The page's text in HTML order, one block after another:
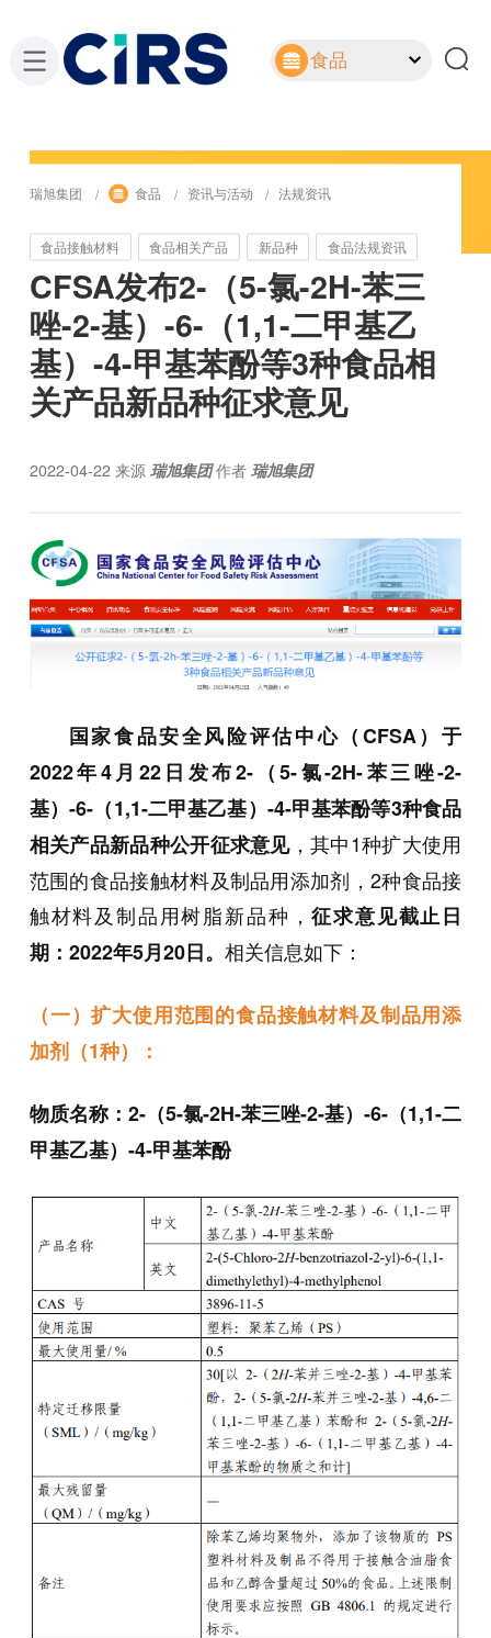
食品
瑞旭集团 食品 资讯与活动 法规资讯
食品接触材料 食品相关产品 新品种 食品法规资讯
CFSA发布2-（5-氯-2H-苯三
唑-2-基）-6-（1,1-二甲基乙
基）-4-甲基苯酚等3种食品相
关产品新品种征求意见
2022-04-22 来源 瑞旭集团 作者 瑞旭集团
国家食品安全风险评估中心（CFSA）于
2022年4月22日 发布2-（5-氯-2H-苯三唑-2-
基）-6-（1,1-二甲基乙基）-4-甲基苯酚等3种食品
相关产品新品种公开征求意见，其中1种扩大使用
范围的食品接触材料及制品用添加剂，2种食品接
触材料及制品用树脂新品种，征求意见截止日
期：2022年5月20日。 相关信息如下：
（一）扩大使用范围的食品接触材料及制品用添
加剂（1种）：
物质名称： 2-（5-氯-2H-苯三唑-2-基）-6-（1,1-二
甲基乙基）-4-甲基苯酚